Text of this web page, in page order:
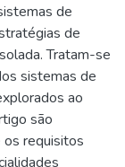
de
de
Tratam-se
sistemas de
ao
são
requisitos